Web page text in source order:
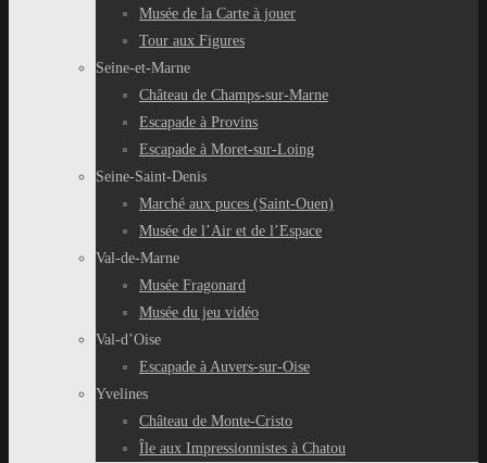
Musée de la Carte à jouer
Tour aux Figures
Seine-et-Marne
Château de Champs-sur-Marne
Escapade à Provins
Escapade à Moret-sur-Loing
Seine-Saint-Denis
Marché aux puces (Saint-Ouen)
Musée de l’Air et de l’Espace
Val-de-Marne
Musée Fragonard
Musée du jeu vidéo
Val-d’Oise
Escapade à Auvers-sur-Oise
Yvelines
Château de Monte-Cristo
Île aux Impressionnistes à Chatou